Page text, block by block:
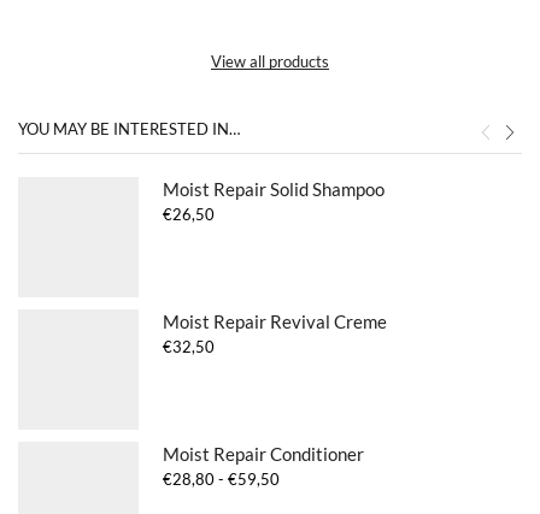
View all products
YOU MAY BE INTERESTED IN…
Moist Repair Solid Shampoo
€26,50
Moist Repair Revival Creme
€32,50
Moist Repair Conditioner
€28,80- €59,50Prijsklasse: